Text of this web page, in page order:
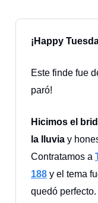
¡Happy
Este finde fue
paró!
Hicimos el
la lluvia y
Contratamos a
188 y el tema
quedó